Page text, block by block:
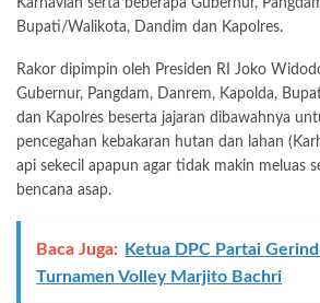
Bupati/Walikota, Dandim dan Kapolres.
Rakor dipimpin oleh Presiden RI Joko
Gubernur, Pangdam, Danrem, Kapolda,
dan Kapolres beserta jajaran dibawahnya
pencegahan kebakaran hutan dan lahan
api sekecil apapun agar tidak makin meluas
bencana asap.
Baca Juga: Ketua DPC Partai
Turnamen Volley Marjito Bachri